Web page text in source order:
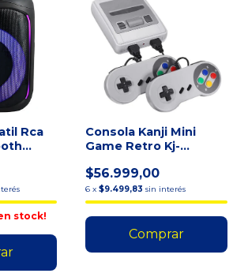
Rca
stock!
Consola Kanji Mini
Game Retro Kj-
Blanco/gr
$56.999,00
6 x $9.499,83 sin interés